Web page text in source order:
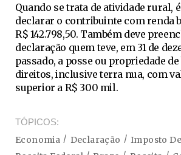
Quando se trata de atividade rural,
declarar o contribuinte com renda
R$ 142.798,50. Também deve
declaração quem teve, em 31 de
passado, a posse ou propriedade de
direitos, inclusive terra nua, com
superior a R$ 300 mil.
TÓPICOS
Economia Declaração Imposto